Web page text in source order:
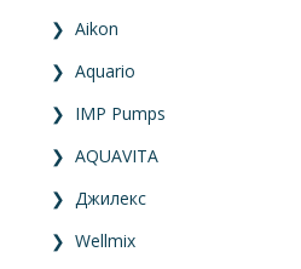
❯ Aikon
❯ Aquario
❯ IMP Pumps
❯ AQUAVITA
❯ Джилекс
❯ Wellmix